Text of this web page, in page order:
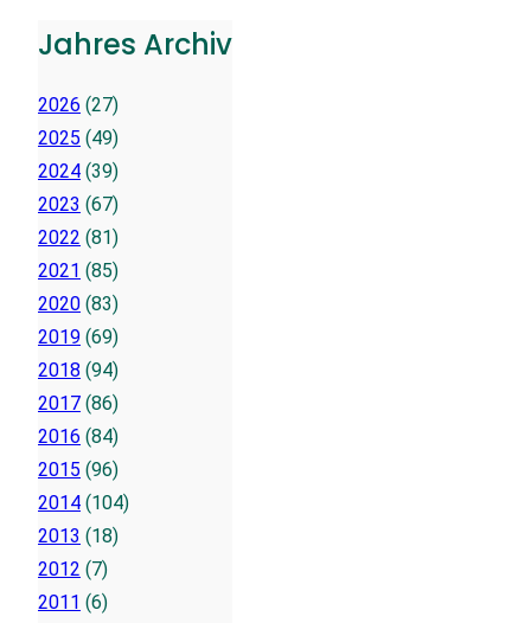
Jahres Archiv
2026 (27)
2025 (49)
2024 (39)
2023 (67)
2022 (81)
2021 (85)
2020 (83)
2019 (69)
2018 (94)
2017 (86)
2016 (84)
2015 (96)
2014 (104)
2013 (18)
2012 (7)
2011 (6)